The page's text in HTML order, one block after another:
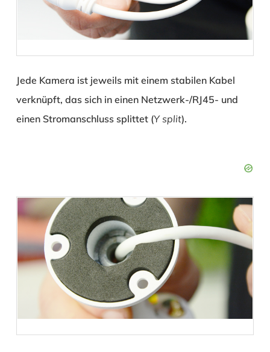
Jede Kamera ist jeweils mit einem stabilen Kabel
verknüpft, das sich in einen Netzwerk-/RJ45- und
einen Stromanschluss splittet (Y split).